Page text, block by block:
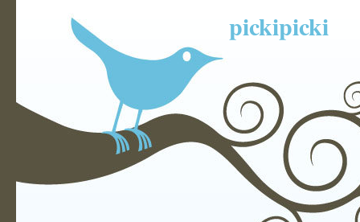
pickipicki